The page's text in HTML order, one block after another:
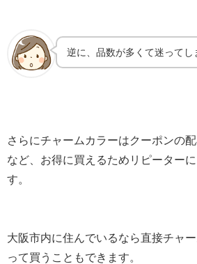
逆に、品数が多くて迷ってし
さらにチャームカラーはクーポンの
など、お得に買えるためリピーター
す。
大阪市内に住んでいるなら直接チャ
って買うこともできます。